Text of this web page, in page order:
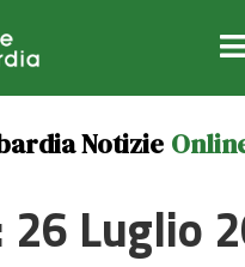
Notizie
26 Luglio